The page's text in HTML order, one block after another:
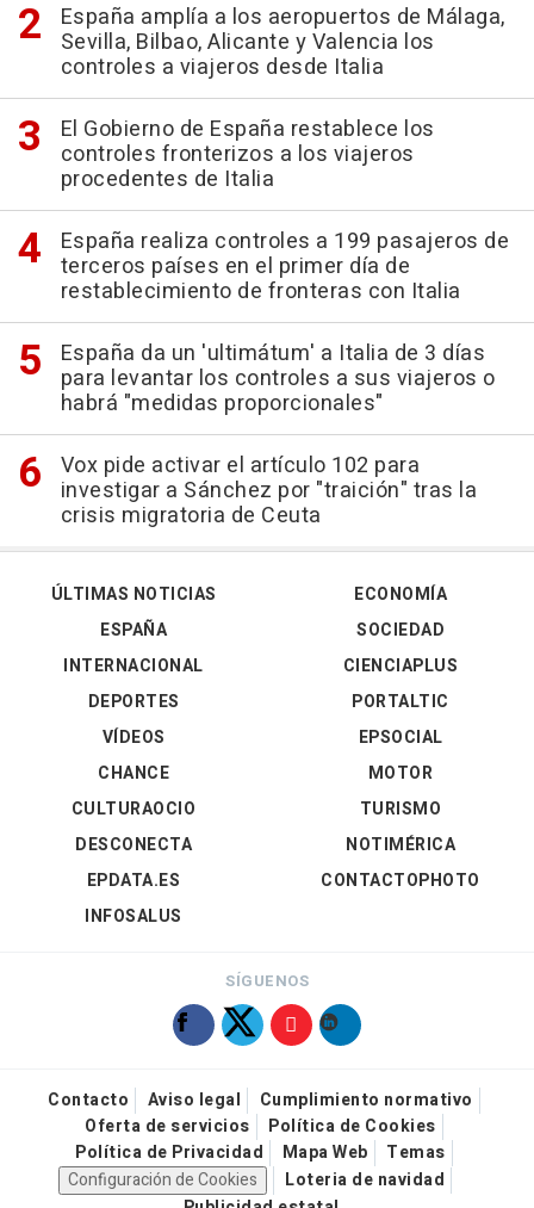
España amplía a los aeropuertos de Málaga,
Sevilla, Bilbao, Alicante y Valencia los
controles a viajeros desde Italia
El Gobierno de España restablece los
controles fronterizos a los viajeros
procedentes de Italia
España realiza controles a 199 pasajeros de
terceros países en el primer día de
restablecimiento de fronteras con Italia
España da un 'ultimátum' a Italia de 3 días
para levantar los controles a sus viajeros o
habrá "medidas proporcionales"
Vox pide activar el artículo 102 para
investigar a Sánchez por "traición" tras la
crisis migratoria de Ceuta
ÚLTIMAS NOTICIAS
ESPAÑA
INTERNACIONAL
DEPORTES
VÍDEOS
ECONOMÍA
SOCIEDAD
CIENCIAPLUS
PORTALTIC
EPSOCIAL
CHANCE
CULTURAOCIO
DESCONECTA
EPDATA.ES
INFOSALUS
MOTOR
TURISMO
NOTIMÉRICA
CONTACTOPHOTO
SÍGUENOS
Contacto Aviso legal
Cumplimiento normativo
Oferta de servicios
Política de Cookies
Política de Privacidad
Mapa Web
Temas
Configuración de Cookies
Loteria de navidad